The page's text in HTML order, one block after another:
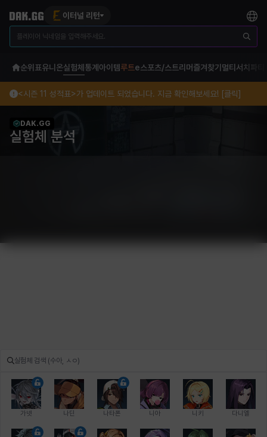
이터널 리턴
순위표유니온실험체 통계 아이템루트e스포츠/스트리머 즐겨찾기 멀티서치 파티
<시즌 11 성적표>가 업데이트 되었습니다. 지금 확인해보세요! [클릭]
DAK.GG
실험체 분석
가넷 나딘 나타폰 니아 니키 다니엘